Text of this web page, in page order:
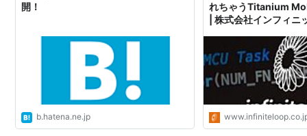
AT&T（旧シンギュラー・ワイヤレス）。
9月5日（現地時間）のスペシャルイベントでiPhone
8GBモデルが599ドルから399ドルに値下げされ
、
同日に発表されたiPod touchと同じくiTunes Wi-Fi
Music Storeに対応する。
9月6日、前日のスペシャルイベントでiPhone 8GBモ
デルが値下げされたことによって早期購入者から抗
議が殺到し、この件を受けてAppleがiPhoneの早期購
開！
b.hatena.ne.jp
れちゃうTitanium
| 株式会社インフィニ